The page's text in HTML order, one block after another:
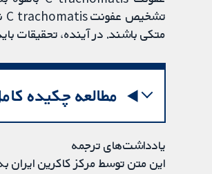
متکی باشند. در آینده، تحقیقات
مطالعه چکیده
یادداشت‌های ترجمه
این متن توسط مرکز کاکرین